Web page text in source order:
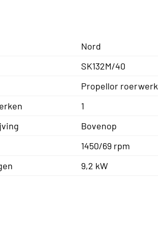
Nord
SK132M/40
Propellor roerwerk
1
Bovenop
1450/69 rpm
9,2 kW